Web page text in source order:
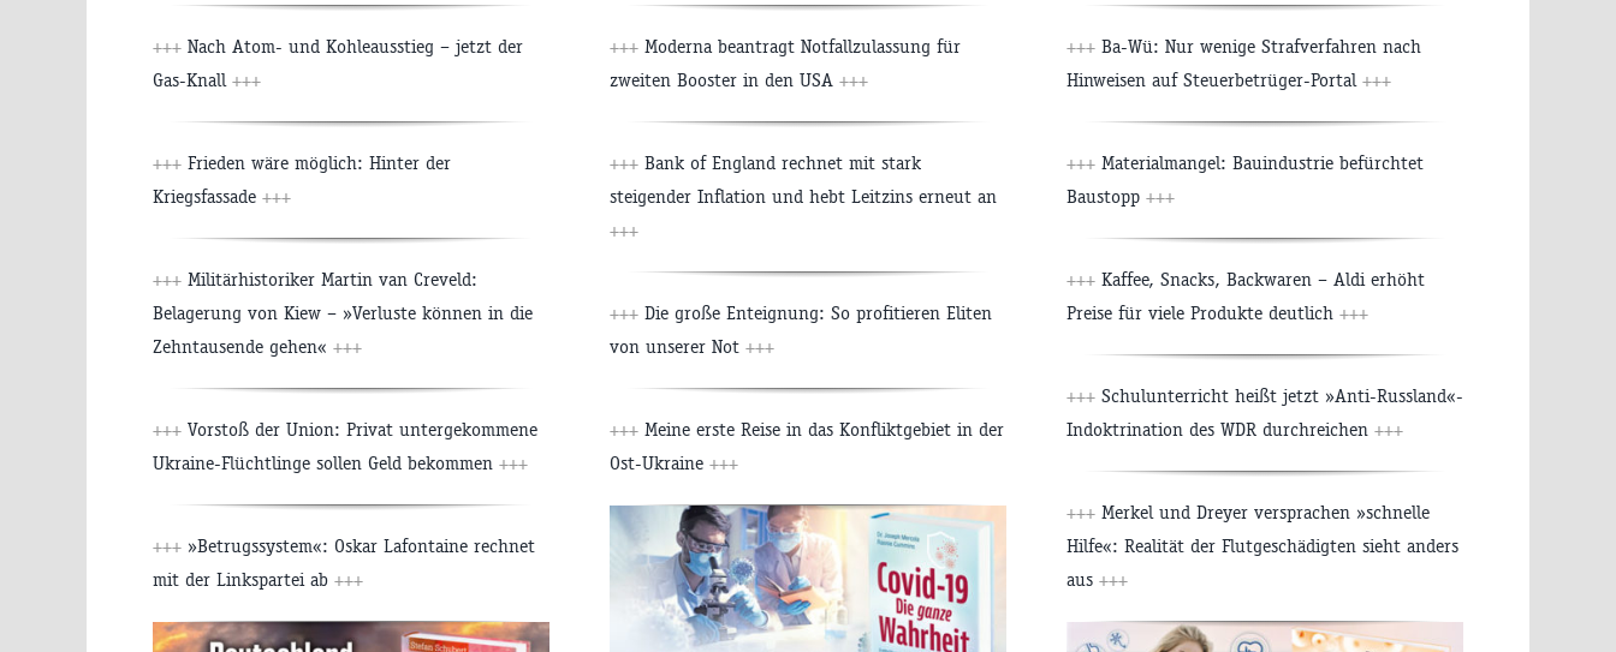
+++ Nach Atom- und Kohleausstieg – jetzt der
Gas-Knall +++
+++ Frieden wäre möglich: Hinter der
Kriegsfassade +++
+++ Militärhistoriker Martin van Creveld:
Belagerung von Kiew – »Verluste können in die
Zehntausende gehen« +++
+++ Vorstoß der Union: Privat untergekommene
Ukraine-Flüchtlinge sollen Geld bekommen +++
+++ »Betrugssystem«: Oskar Lafontaine rechnet
mit der Linkspartei ab +++
+++ Moderna beantragt Notfallzulassung für
zweiten Booster in den USA +++
+++ Bank of England rechnet mit stark
steigender Inflation und hebt Leitzins erneut an
+++
+++ Die große Enteignung: So profitieren Eliten
von unserer Not +++
+++ Meine erste Reise in das Konfliktgebiet in der
Ost-Ukraine +++
+++ Ba-Wü: Nur wenige Strafverfahren nach
Hinweisen auf Steuerbetrüger-Portal +++
+++ Materialmangel: Bauindustrie befürchtet
Baustopp +++
+++ Kaffee, Snacks, Backwaren – Aldi erhöht
Preise für viele Produkte deutlich +++
+++ Schulunterricht heißt jetzt »Anti-Russland«-
Indoktrination des WDR durchreichen +++
+++ Merkel und Dreyer versprachen »schnelle
Hilfe«: Realität der Flutgeschädigten sieht anders
aus +++